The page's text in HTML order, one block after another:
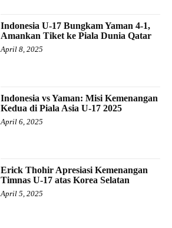
Indonesia U-17 Bungkam Yaman 4-1,
Amankan Tiket ke Piala Dunia Qatar
April 8, 2025
Indonesia vs Yaman: Misi Kemenangan
Kedua di Piala Asia U-17 2025
April 6, 2025
Erick Thohir Apresiasi Kemenangan
Timnas U-17 atas Korea Selatan
April 5, 2025